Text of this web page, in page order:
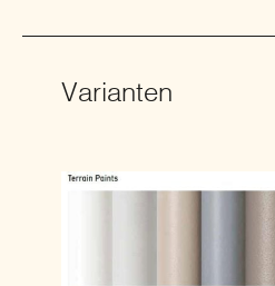
Varianten